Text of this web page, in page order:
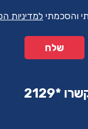
והסכמתי למדיניות
‏*2129‏